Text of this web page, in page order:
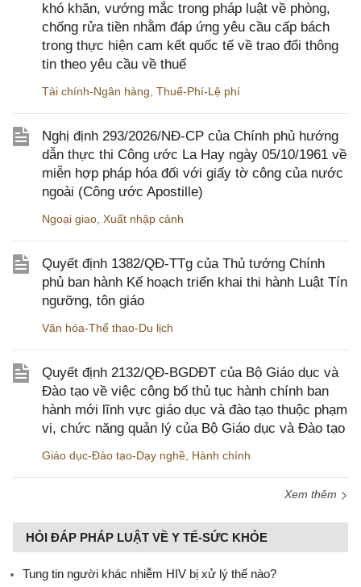
khó khăn, vướng mắc trong pháp luật về phòng,
chống rửa tiền nhằm đáp ứng yêu cầu cấp bách
trong thực hiện cam kết quốc tế về trao đổi thông
tin theo yêu cầu về thuế
Tài chính-Ngân hàng, Thuế-Phí-Lệ phí
Nghị định 293/2026/NĐ-CP của Chính phủ hướng
dẫn thực thi Công ước La Hay ngày 05/10/1961 về
miễn hợp pháp hóa đối với giấy tờ công của nước
ngoài (Công ước Apostille)
Ngoại giao, Xuất nhập cảnh
Quyết định 1382/QĐ-TTg của Thủ tướng Chính
phủ ban hành Kế hoạch triển khai thi hành Luật Tín
ngưỡng, tôn giáo
Văn hóa-Thể thao-Du lịch
Quyết định 2132/QĐ-BGDĐT của Bộ Giáo dục và
Đào tạo về việc công bố thủ tục hành chính ban
hành mới lĩnh vực giáo dục và đào tạo thuộc phạm
vi, chức năng quản lý của Bộ Giáo dục và Đào tạo
Giáo dục-Đào tạo-Dạy nghề, Hành chính
Xem thêm
HỎI ĐÁP PHÁP LUẬT VỀ Y TẾ-SỨC KHỎE
Tung tin người khác nhiễm HIV bị xử lý thế nào?